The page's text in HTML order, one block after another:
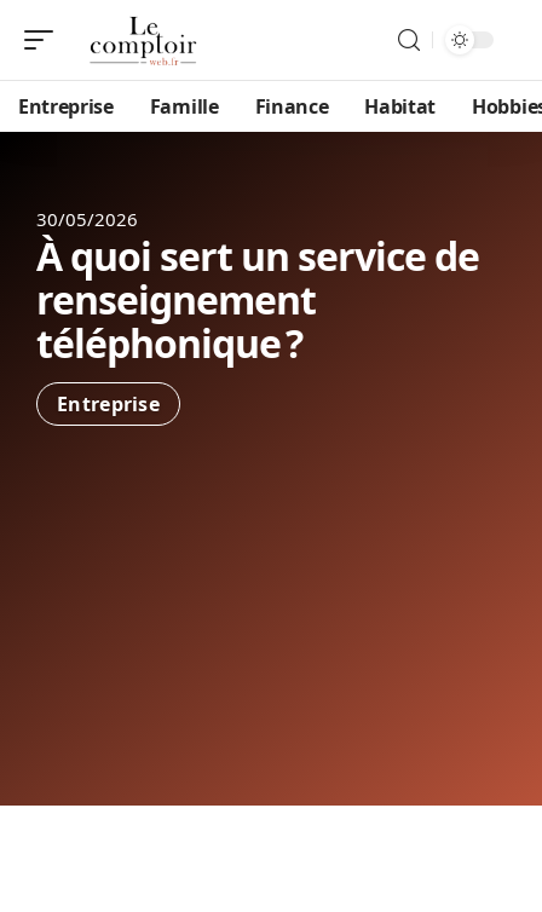
Entreprise Famille Finance Habitat
30/05/2026
À quoi sert un service de
renseignement
téléphonique ?
Entreprise